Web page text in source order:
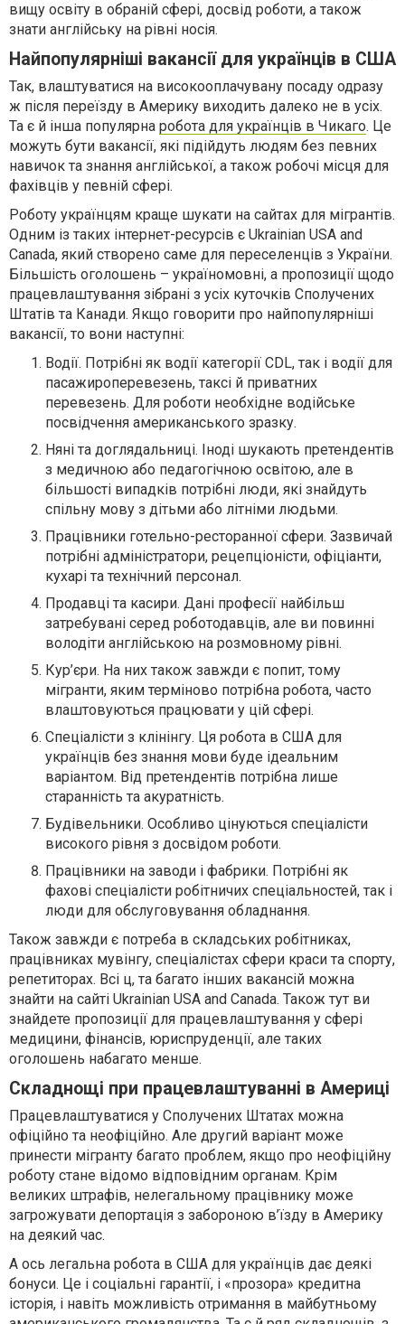
вищу освіту в обраній сфері, досвід роботи, а також
знати англійську на рівні носія.
Найпопулярніші вакансії для українців в США
Так, влаштуватися на високооплачувану посаду одразу
ж після переїзду в Америку виходить далеко не в усіх.
Та є й інша популярна робота для українців в Чикаго. Це
можуть бути вакансії, які підійдуть людям без певних
навичок та знання англійської, а також робочі місця для
фахівців у певній сфері.
Роботу українцям краще шукати на сайтах для мігрантів.
Одним із таких інтернет-ресурсів є Ukrainian USA and
Canada, який створено саме для переселенців з України.
Більшість оголошень – україномовні, а пропозиції щодо
працевлаштування зібрані з усіх куточків Сполучених
Штатів та Канади. Якщо говорити про найпопулярніші
вакансії, то вони наступні:
Водії. Потрібні як водії категорії CDL, так і водії для
пасажироперевезень, таксі й приватних
перевезень. Для роботи необхідне водійське
посвідчення американського зразку.
Няні та доглядальниці. Іноді шукають претендентів
з медичною або педагогічною освітою, але в
більшості випадків потрібні люди, які знайдуть
спільну мову з дітьми або літніми людьми.
Працівники готельно-ресторанної сфери. Зазвичай
потрібні адміністратори, рецепціоністи, офіціанти,
кухарі та технічний персонал.
Продавці та касири. Дані професії найбільш
затребувані серед роботодавців, але ви повинні
володіти англійською на розмовному рівні.
Кур’єри. На них також завжди є попит, тому
мігранти, яким терміново потрібна робота, часто
влаштовуються працювати у цій сфері.
Спеціалісти з клінінгу. Ця робота в США для
українців без знання мови буде ідеальним
варіантом. Від претендентів потрібна лише
старанність та акуратність.
Будівельники. Особливо цінуються спеціалісти
високого рівня з досвідом роботи.
Працівники на заводи і фабрики. Потрібні як
фахові спеціалісти робітничих спеціальностей, так і
люди для обслуговування обладнання.
Також завжди є потреба в складських робітниках,
працівниках мувінгу, спеціалістах сфери краси та спорту,
репетиторах. Всі ц, та багато інших вакансій можна
знайти на сайті Ukrainian USA and Canada. Також тут ви
знайдете пропозиції для працевлаштування у сфері
медицини, фінансів, юриспруденції, але таких
оголошень набагато менше.
Складнощі при працевлаштуванні в Америці
Працевлаштуватися у Сполучених Штатах можна
офіційно та неофіційно. Але другий варіант може
принести мігранту багато проблем, якщо про неофіційну
роботу стане відомо відповідним органам. Крім
великих штрафів, нелегальному працівнику може
загрожувати депортація з забороною в’їзду в Америку
на деякий час.
А ось легальна робота в США для українців дає деякі
бонуси. Це і соціальні гарантії, і «прозора» кредитна
історія, і навіть можливість отримання в майбутньому